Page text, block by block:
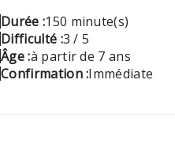
Durée :150 minute(s)
Difficulté :3 / 5
Âge :à partir de 7 ans
Confirmation :Immédiate